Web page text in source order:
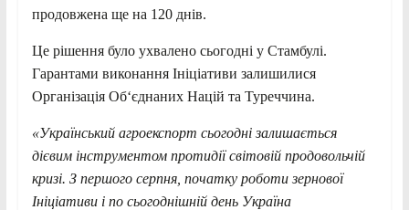
продовжена ще на 120 днів.
Це рішення було ухвалено сьогодні у Стамбулі.
Гарантами виконання Ініціативи залишилися
Організація Об‘єднаних Націй та Туреччина.
«Український агроекспорт сьогодні залишається
дієвим інструментом протидії світовій продовольчій
кризі. З першого серпня, початку роботи зернової
Ініціативи і по сьогоднішній день Україна